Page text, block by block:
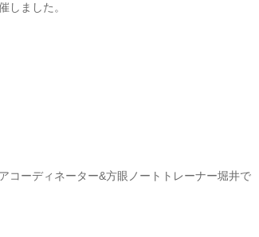
しました。
コーディネーター&方眼ノートトレーナー堀井で